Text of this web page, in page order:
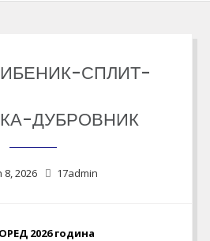
СПЛИТ-
ДУБРОВНИК
8, 2026 17admin
2026 година